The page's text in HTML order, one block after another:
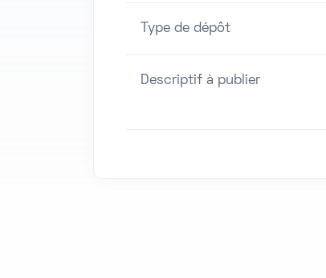
Type de dépôt
Descriptif à publier